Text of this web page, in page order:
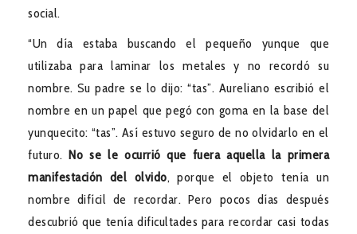
social.
“Un día estaba buscando el pequeño yunque que
utilizaba para laminar los metales y no recordó su
nombre. Su padre se lo dijo: “tas”. Aureliano escribió el
nombre en un papel que pegó con goma en la base del
yunquecito: “tas”. Así estuvo seguro de no olvidarlo en el
futuro. No se le ocurrió que fuera aquella la primera
manifestación del olvido, porque el objeto tenía un
nombre difícil de recordar. Pero pocos días después
descubrió que tenía dificultades para recordar casi todas